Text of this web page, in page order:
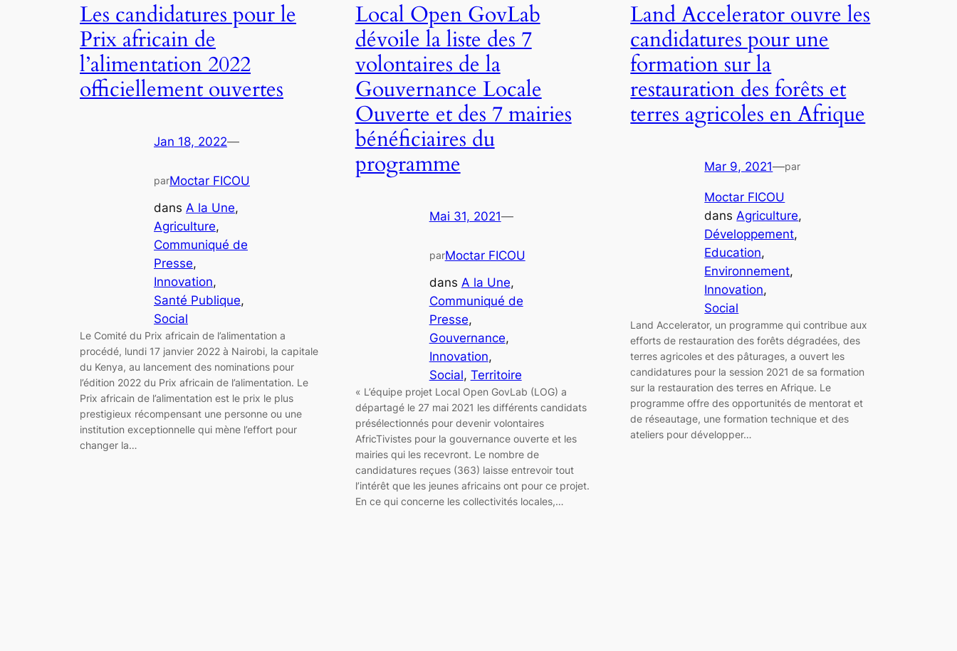
Les candidatures pour le
Prix africain de
l’alimentation 2022
officiellement ouvertes
Jan 18, 2022—
parMoctar FICOU
dans A la Une
Agriculture
Communiqué de
Presse
Innovation
Santé Publique
Social
Le Comité du Prix africain de l’alimentation a
procédé, lundi 17 janvier 2022 à Nairobi, la capitale
du Kenya, au lancement des nominations pour
l’édition 2022 du Prix africain de l’alimentation. Le
Prix africain de l’alimentation est le prix le plus
prestigieux récompensant une personne ou une
institution exceptionnelle qui mène l’effort pour
changer la…
Local Open GovLab
dévoile la liste des 7
volontaires de la
Gouvernance Locale
Ouverte et des 7 mairies
bénéficiaires du
programme
Mai 31, 2021—
parMoctar FICOU
dans A la Une
Communiqué de
Presse
Gouvernance
Innovation
Social, Territoire
« L’équipe projet Local Open GovLab (LOG) a
départagé le 27 mai 2021 les différents candidats
présélectionnés pour devenir volontaires
AfricTivistes pour la gouvernance ouverte et les
mairies qui les recevront. Le nombre de
candidatures reçues (363) laisse entrevoir tout
l’intérêt que les jeunes africains ont pour ce projet.
En ce qui concerne les collectivités locales,…
Land Accelerator ouvre les
candidatures pour une
formation sur la
restauration des forêts et
terres agricoles en Afrique
Mar 9, 2021—par
Moctar FICOU
dans Agriculture
Développement
Education
Environnement
Innovation
Social
Land Accelerator, un programme qui contribue aux
efforts de restauration des forêts dégradées, des
terres agricoles et des pâturages, a ouvert les
candidatures pour la session 2021 de sa formation
sur la restauration des terres en Afrique. Le
programme offre des opportunités de mentorat et
de réseautage, une formation technique et des
ateliers pour développer…